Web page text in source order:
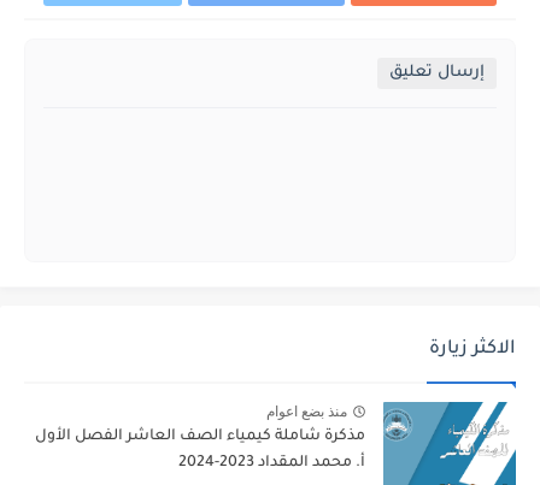
إرسال تعليق
الاكثر زيارة
منذ بضع اعوام
مذكرة شاملة كيمياء الصف العاشر الفصل الأول
أ. محمد المقداد 2023-2024